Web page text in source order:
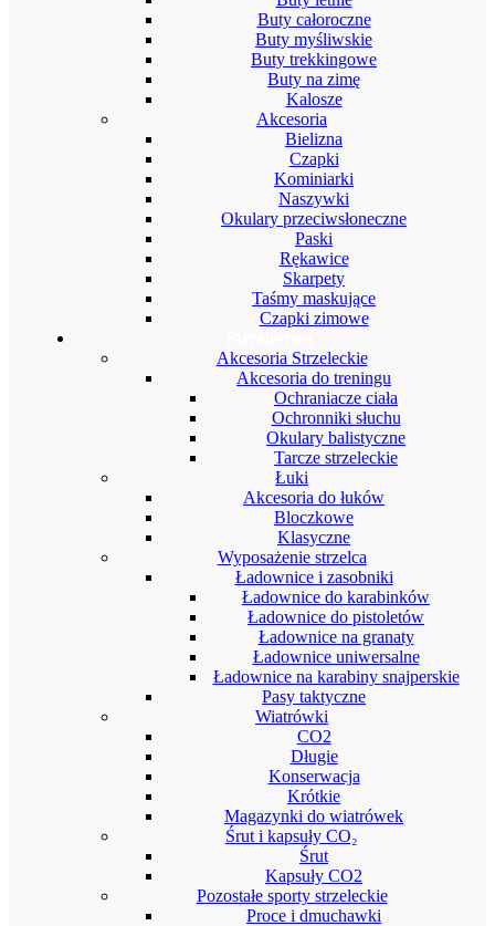
Buty całoroczne
Buty myśliwskie
Buty trekkingowe
Buty na zimę
Kalosze
Akcesoria
Bielizna
Czapki
Kominiarki
Naszywki
Okulary przeciwsłoneczne
Paski
Rękawice
Skarpety
Taśmy maskujące
Czapki zimowe
Akcesoria Strzeleckie
Akcesoria do treningu
Ochraniacze ciała
Ochronniki słuchu
Okulary balistyczne
Tarcze strzeleckie
Łuki
Akcesoria do łuków
Bloczkowe
Klasyczne
Wyposażenie strzelca
Ładownice i zasobniki
Ładownice do karabinków
Ładownice do pistoletów
Ładownice na granaty
Ładownice uniwersalne
Ładownice na karabiny snajperskie
Pasy taktyczne
Wiatrówki
CO2
Długie
Konserwacja
Krótkie
Magazynki do wiatrówek
Śrut i kapsuły CO₂
Śrut
Kapsuły CO2
Pozostałe sporty strzeleckie
Proce i dmuchawki